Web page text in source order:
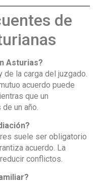
de
Asturias?
la carga del juzgado.
acuerdo puede
que un
un año.
suele ser obligatorio
acuerdo. La
conflictos.